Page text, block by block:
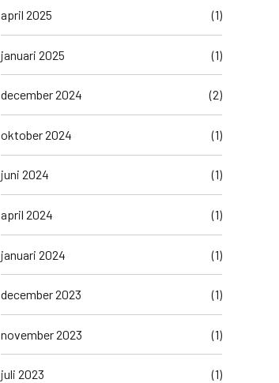
april 2025 (1)
januari 2025 (1)
december 2024 (2)
oktober 2024 (1)
juni 2024 (1)
april 2024 (1)
januari 2024 (1)
december 2023 (1)
november 2023 (1)
juli 2023 (1)